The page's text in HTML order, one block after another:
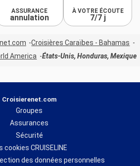
ASSURANCE
annulation
À VOTRE ÉCOUTE
7/7 j
Croisières Caraïbes - Bahamas
America États-Unis, Honduras, Mexique
Croisierenet.com
Groupes
Assurances
Sécurité
cookies CRUISELINE
des données personnelles